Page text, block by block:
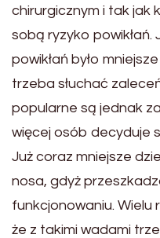
chirurgicznym i tak jak
sobą ryzyko powikłań.
powikłań było
trzeba słuchać
popularne są jednak
więcej osób decyduje
Już coraz mniejsze
nosa, gdyż
funkcjonowaniu. Wielu
że z takimi wadami